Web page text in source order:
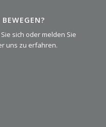
sich oder melden Sie
uns zu erfahren.